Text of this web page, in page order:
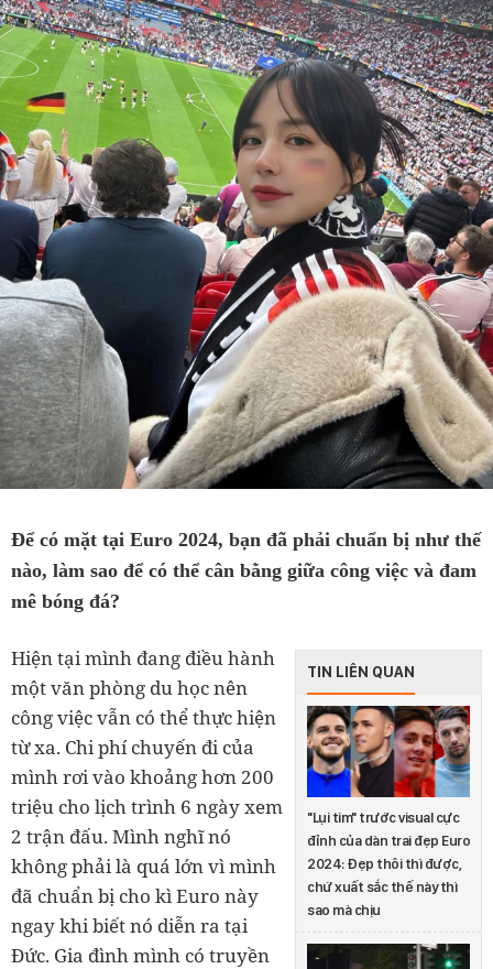
Để có mặt tại Euro 2024, bạn đã phải chuẩn bị như thế
nào, làm sao để có thể cân bằng giữa công việc và đam
mê bóng đá?
TIN LIÊN QUAN
"Lụi tim" trước visual cực
đỉnh của dàn trai đẹp Euro
2024: Đẹp thôi thì được,
chứ xuất sắc thế này thì
sao mà chịu
Hiện tại mình đang điều hành
một văn phòng du học nên
công việc vẫn có thể thực hiện
từ xa. Chi phí chuyến đi của
mình rơi vào khoảng hơn 200
triệu cho lịch trình 6 ngày xem
2 trận đấu. Mình nghĩ nó
không phải là quá lớn vì mình
đã chuẩn bị cho kì Euro này
ngay khi biết nó diễn ra tại
Đức. Gia đình mình có truyền